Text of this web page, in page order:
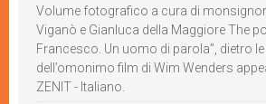
Volume fotografico a cura di
Viganò e Gianluca della Maggiore The
Francesco. Un uomo di parola”, dietro
dell’omonimo film di Wim Wenders
ZENIT - Italiano.